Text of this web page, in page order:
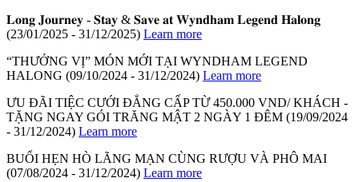
𝐋𝐨𝐧𝐠 𝐉𝐨𝐮𝐫𝐧𝐞𝐲 - 𝐒𝐭𝐚𝐲 & 𝐒𝐚𝐯𝐞 𝐚𝐭 𝐖𝐲𝐧𝐝𝐡𝐚𝐦 𝐋𝐞𝐠𝐞𝐧𝐝 𝐇𝐚𝐥𝐨𝐧𝐠
(23/01/2025 - 31/12/2025) Learn more
“THƯỞNG VỊ” MÓN MỚI TẠI WYNDHAM LEGEND
HALONG (09/10/2024 - 31/12/2024) Learn more
ƯU ĐÃI TIỆC CƯỚI ĐẲNG CẤP TỪ 450.000 VND/ KHÁCH -
TẶNG NGAY GÓI TRĂNG MẬT 2 NGÀY 1 ĐÊM (19/09/2024
- 31/12/2024) Learn more
BUỔI HẸN HÒ LÃNG MẠN CÙNG RƯỢU VÀ PHÔ MAI
(07/08/2024 - 31/12/2024) Learn more